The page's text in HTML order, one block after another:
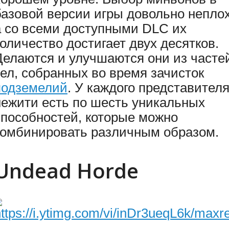
версии игры довольно
со всеми доступными DLC их
достигает двух десятков.
и улучшаются они из
собранных во время зачисток
. У каждого представителя
есть по шесть уникальных
которые можно
различным образом.
Horde